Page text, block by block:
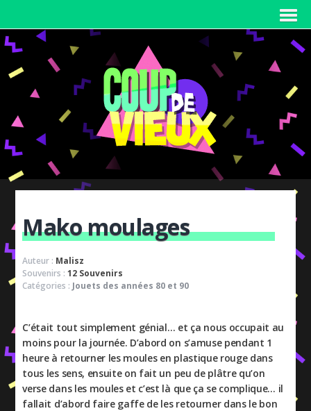
Mako moulages
Auteur : Malisz
Souvenirs :12 Souvenirs
Catégories : Jouets des années 80 et 90
C’était tout simplement génial… et ça nous occupait au
moins pour la journée. D’abord on s’amuse pendant 1
heure à retourner les moules en plastique rouge dans
tous les sens, ensuite on fait un peu de plâtre qu’on
verse dans les moules et c’est là que ça se complique… il
fallait d’abord faire gaffe de les retourner dans le bon